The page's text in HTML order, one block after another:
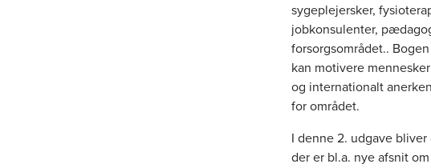
sygeplejersker,
jobkonsulenter,
forsorgsområdet..
kan motivere
og internationalt
for området.
I denne 2. udgave bliver
der er bl.a. nye afsnit